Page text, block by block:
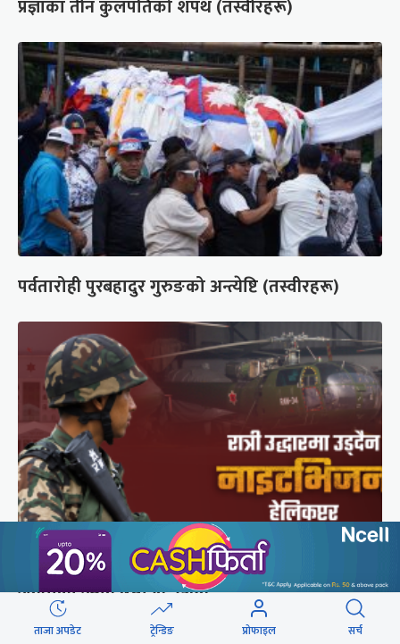
प्रज्ञाका तीन कुलपतिको शपथ (तस्वीरहरू)
पर्वतारोही पुरबहादुर गुरुङको अन्त्येष्टि (तस्वीरहरू)
सेनाको नाइटभिजन हेलिकप्टर : भीआईपीका लागि उड्छ,
जनताको ज्यान बचाउन उड्दैन
ताजा अपडेट ट्रेन्डिङ प्रोफाइल सर्च